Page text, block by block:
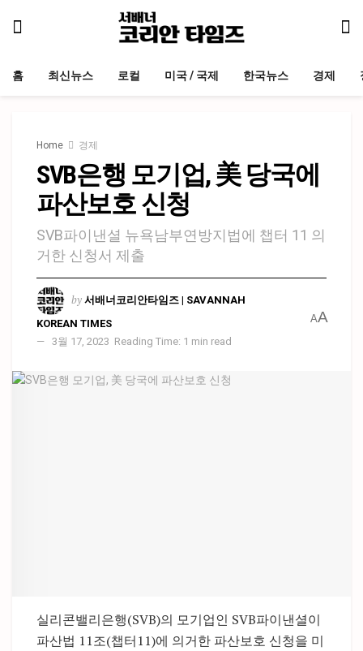
홈 최신뉴스 로컬 미국 / 국제 한국뉴스 경제
Home 경제
SVB은행 모기업, 美 당국에
파산보호 신청
SVB파이낸셜 뉴욕남부연방지법에 챕터 11 의
거한 신청서 제출
by 서배너코리안타임즈 | SAVANNAH
KOREAN TIMES
3월 17, 2023 Reading Time: 1 min read
AA
실리콘밸리은행(SVB)의 모기업인 SVB파이낸셜이
파산법 11조(챕터11)에 의거한 파산보호 신청을 미